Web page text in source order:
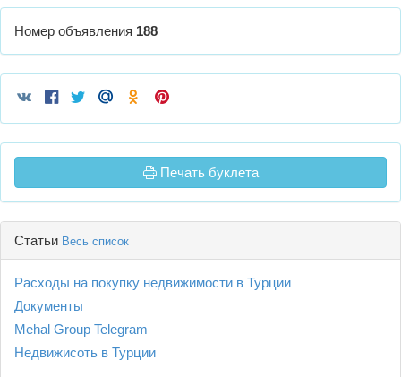
Номер объявления 188
Печать буклета
Статьи Весь список
Расходы на покупку недвижимости в Турции
Документы
Mehal Group Telegram
Недвижисоть в Турции